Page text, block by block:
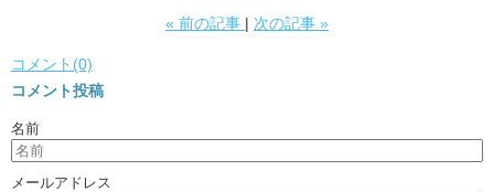
« 前の記事 次の記事 »
コメント(0)
コメント投稿
名前
メールアドレス